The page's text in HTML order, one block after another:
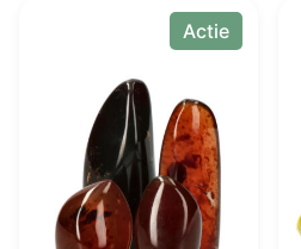
product
heeft
variaties.
Deze
optie
kan
gekozen
worden
Actie